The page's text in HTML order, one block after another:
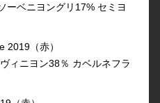
ベニヨングリ17% セミヨ
2019（赤）
ィニヨン38％ カベルネフラ